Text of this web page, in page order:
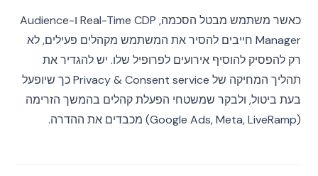
כאשר משתמש מבטל הסכמה, Real-Time CDP ו-Audience
Manager חייבים להסיר את המשתמש מקהלים פעילים, לא
רק להפסיק להוסיף אירועים לפרופיל שלו. יש להגדיר את
תהליך המחיקה של Privacy & Consent service כך שיופעל
בעת ביטול, ולבקר שמשטחי הפעלת קהלים בהמשך הזרימה
(Google Ads, Meta, LiveRamp) מכבדים את ההדרה.